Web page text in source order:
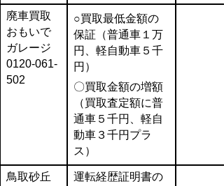
廃車買取
おもいで
ガレージ
0120-061-
502
○買取最低金額の
保証（普通車１万
円、軽自動車５千
円）
〇買取金額の増額
（買取査定額に普
通車５千円、軽自
動車３千円プラ
ス）
鳥取砂丘
運転経歴証明書の